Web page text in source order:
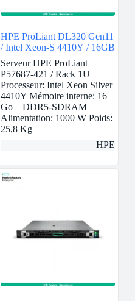
HPE ProLiant DL320 Gen11
/ Intel Xeon-S 4410Y / 16GB
Serveur HPE ProLiant
P57687-421 / Rack 1U
Processeur: Intel Xeon Silver
4410Y Mémoire interne: 16
Go – DDR5-SDRAM
Alimentation: 1000 W Poids:
25,8 Kg
HPE